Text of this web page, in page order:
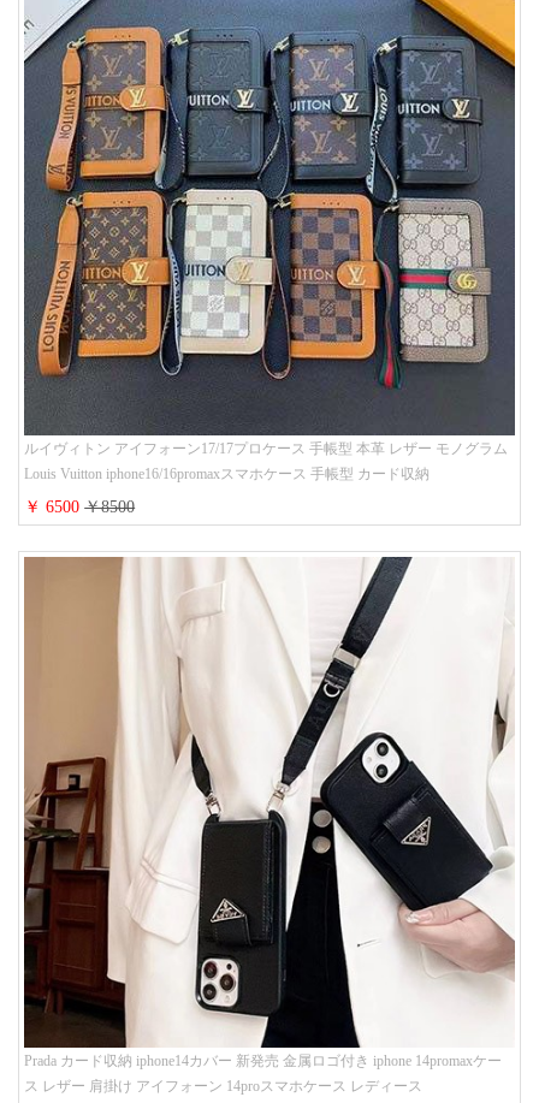
ルイヴィトン アイフォーン17/17プロケース 手帳型 本革 レザー モノグラム
Louis Vuitton iphone16/16promaxスマホケース 手帳型 カード収納
iphone15/14/13ケース ビジネス風 GUCCI galaxy s26/s25/s24ケース 手帳型 大
人 可愛い
￥ 6500￥8500
Prada カード収納 iphone14カバー 新発売 金属ロゴ付き iphone 14promaxケー
ス レザー 肩掛け アイフォーン 14proスマホケース レディース